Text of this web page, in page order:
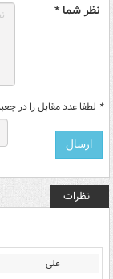
نظر شما *
* لطفا عدد مقابل را در
نظرات
علی